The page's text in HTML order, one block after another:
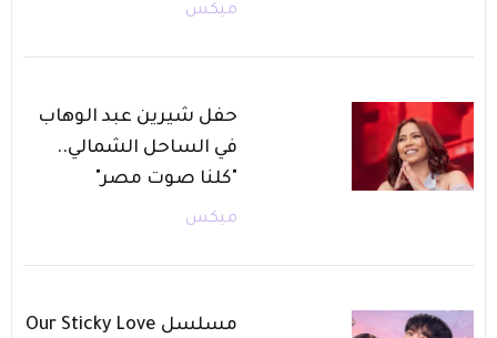
ميكس
حفل شيرين عبد الوهاب
في الساحل الشمالي..
"كلنا صوت مصر"
ميكس
مسلسل Our Sticky Love